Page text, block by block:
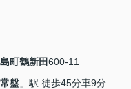
町鶴新田600-11
常盤 」駅 徒歩45分車9分